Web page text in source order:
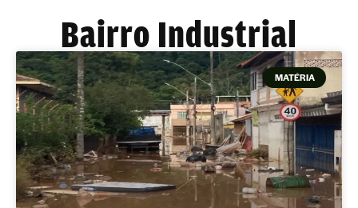
Bairro Industrial
MATÉRIA